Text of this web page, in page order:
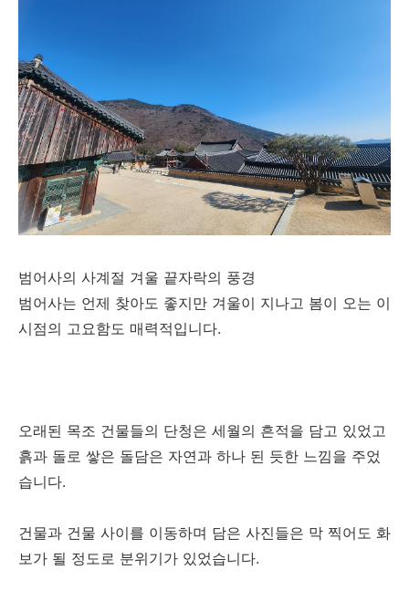
범어사의 사계절 겨울 끝자락의 풍경
범어사는 언제 찾아도 좋지만 겨울이 지나고 봄이 오는 이
시점의 고요함도 매력적입니다.
오래된 목조 건물들의 단청은 세월의 흔적을 담고 있었고
흙과 돌로 쌓은 돌담은 자연과 하나 된 듯한 느낌을 주었
습니다.
건물과 건물 사이를 이동하며 담은 사진들은 막 찍어도 화
보가 될 정도로 분위기가 있었습니다.